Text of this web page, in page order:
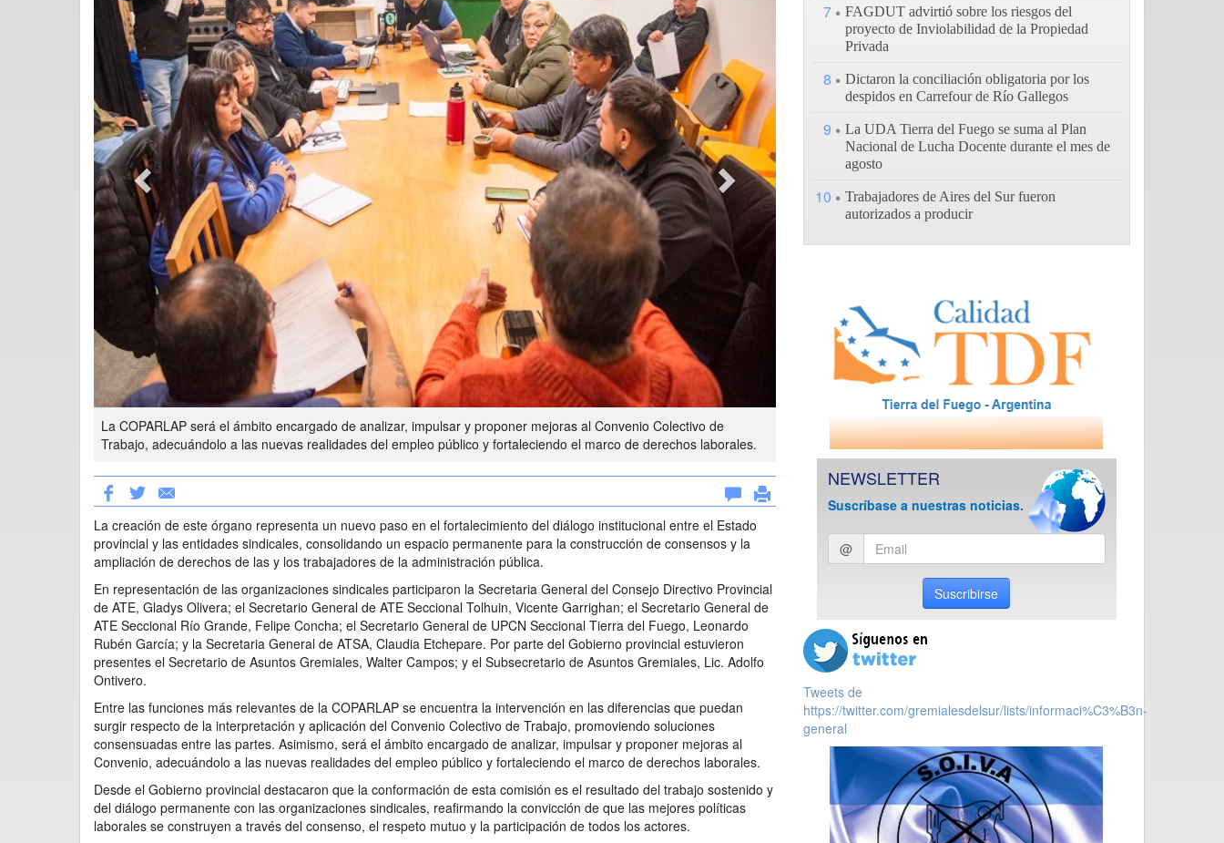
La COPARLAP será el ámbito encargado de analizar, impulsar y proponer mejoras al Convenio Colectivo de
Trabajo, adecuándolo a las nuevas realidades del empleo público y fortaleciendo el marco de derechos laborales.
La creación de este órgano representa un nuevo paso en el fortalecimiento del diálogo institucional entre el Estado
provincial y las entidades sindicales, consolidando un espacio permanente para la construcción de consensos y la
ampliación de derechos de las y los trabajadores de la administración pública.
En representación de las organizaciones sindicales participaron la Secretaria General del Consejo Directivo Provincial
de ATE, Gladys Olivera; el Secretario General de ATE Seccional Tolhuin, Vicente Garrighan; el Secretario General de
ATE Seccional Río Grande, Felipe Concha; el Secretario General de UPCN Seccional Tierra del Fuego, Leonardo
Rubén García; y la Secretaria General de ATSA, Claudia Etchepare. Por parte del Gobierno provincial estuvieron
presentes el Secretario de Asuntos Gremiales, Walter Campos; y el Subsecretario de Asuntos Gremiales, Lic. Adolfo
Ontivero.
Entre las funciones más relevantes de la COPARLAP se encuentra la intervención en las diferencias que puedan
surgir respecto de la interpretación y aplicación del Convenio Colectivo de Trabajo, promoviendo soluciones
consensuadas entre las partes. Asimismo, será el ámbito encargado de analizar, impulsar y proponer mejoras al
Convenio, adecuándolo a las nuevas realidades del empleo público y fortaleciendo el marco de derechos laborales.
Desde el Gobierno provincial destacaron que la conformación de esta comisión es el resultado del trabajo sostenido y
del diálogo permanente con las organizaciones sindicales, reafirmando la convicción de que las mejores políticas
laborales se construyen a través del consenso, el respeto mutuo y la participación de todos los actores.
7
FAGDUT advirtió sobre los riesgos del
proyecto de Inviolabilidad de la Propiedad
Privada
8
Dictaron la conciliación obligatoria por los
despidos en Carrefour de Río Gallegos
9
La UDA Tierra del Fuego se suma al Plan
Nacional de Lucha Docente durante el mes de
agosto
10
Trabajadores de Aires del Sur fueron
autorizados a producir
NEWSLETTER
Suscríbase a nuestras noticias.
Ingresar
email
@
Suscribirse
Tweets de
https://twitter.com/gremialesdelsur/lists/informaci%C3%B3n-
general